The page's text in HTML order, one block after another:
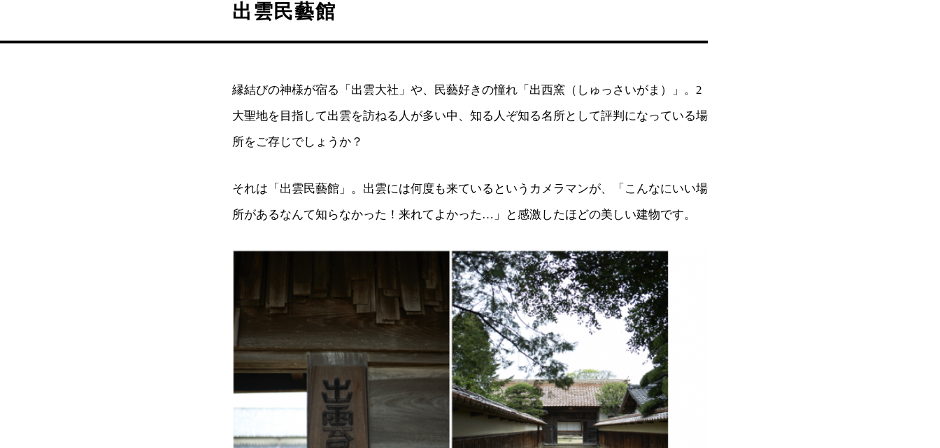
出雲民藝館
縁結びの神様が宿る「出雲大社」や、民藝好きの憧れ「出西窯（しゅっさいがま）」。2
大聖地を目指して出雲を訪ねる人が多い中、知る人ぞ知る名所として評判になっている場
所をご存じでしょうか？
それは「出雲民藝館」。出雲には何度も来ているというカメラマンが、「こんなにいい場
所があるなんて知らなかった！来れてよかった…」と感激したほどの美しい建物です。